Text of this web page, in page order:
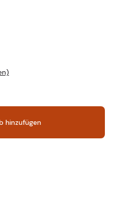
hinzufügen